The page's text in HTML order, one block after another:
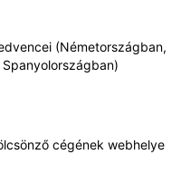
(Németországban,
cégének webhelye